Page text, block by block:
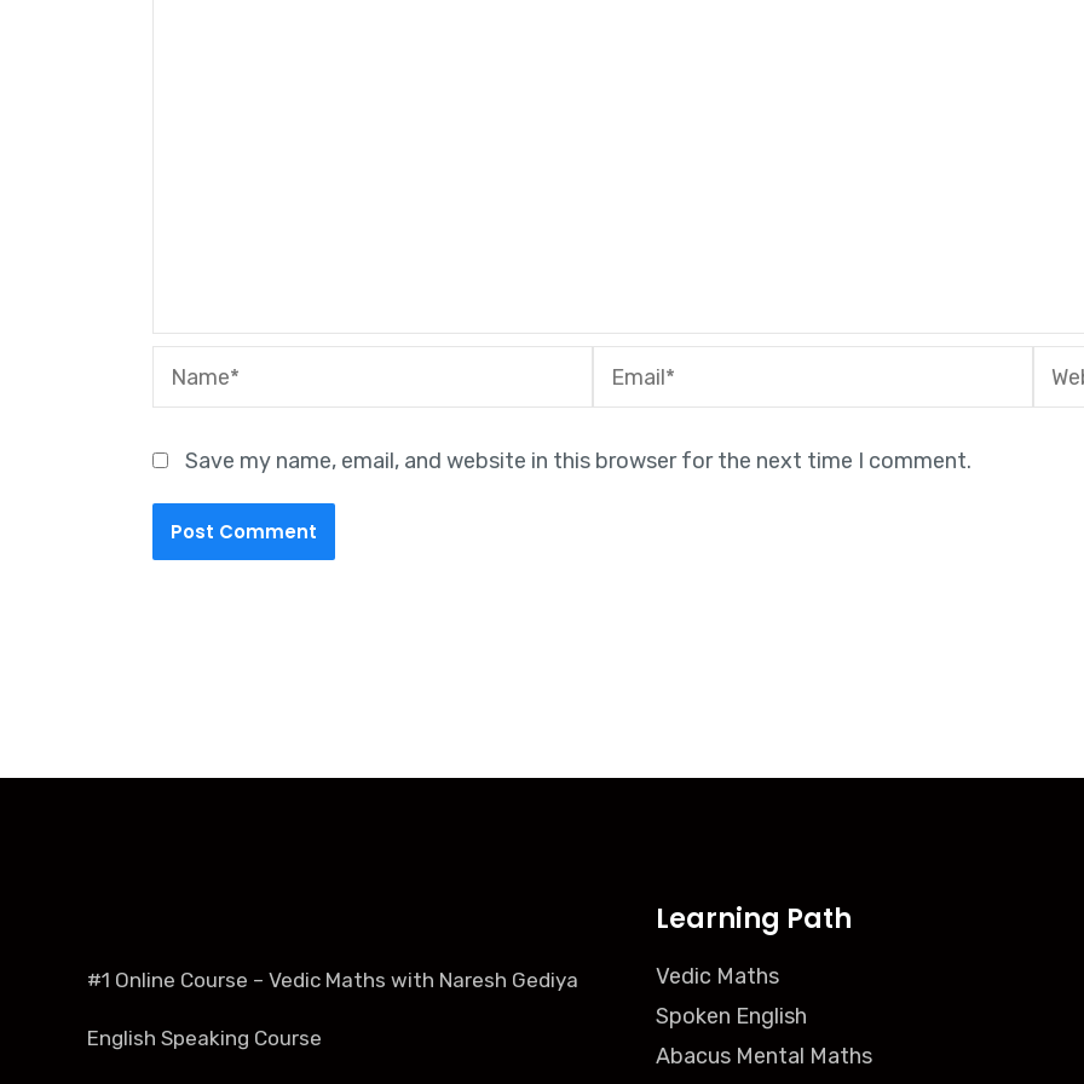
Name* Email*
Save my name, email, and website in this browser for the next time I comment.
#1 Online Course – Vedic Maths with Naresh Gediya
English Speaking Course
Learning Path
Vedic Maths
Spoken English
Abacus Mental Maths